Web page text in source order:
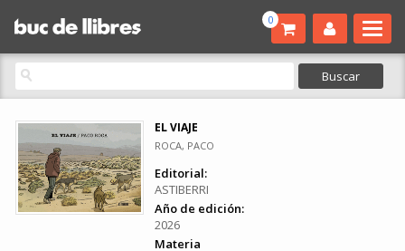
0
EL VIAJE
ROCA, PACO
Editorial:
ASTIBERRI
Año de edición:
2026
Materia